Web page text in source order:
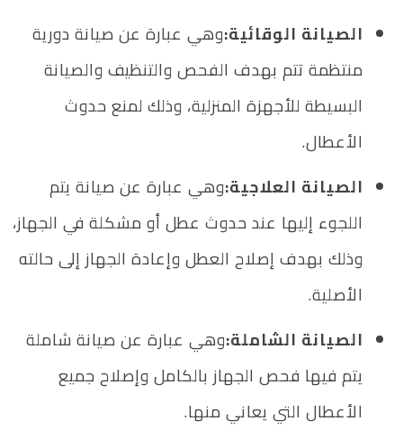
الصيانة الوقائية:وهي عبارة عن صيانة دورية
منتظمة تتم بهدف الفحص والتنظيف والصيانة
البسيطة للأجهزة المنزلية، وذلك لمنع حدوث
الأعطال.
الصيانة العلاجية:وهي عبارة عن صيانة يتم
اللجوء إليها عند حدوث عطل أو مشكلة في الجهاز،
وذلك بهدف إصلاح العطل وإعادة الجهاز إلى حالته
الأصلية.
الصيانة الشاملة:وهي عبارة عن صيانة شاملة
يتم فيها فحص الجهاز بالكامل وإصلاح جميع
الأعطال التي يعاني منها.